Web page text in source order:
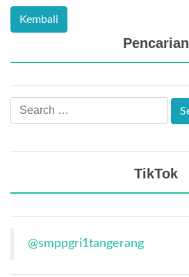
Pencarian
TikTok
@smppgri1tangerang